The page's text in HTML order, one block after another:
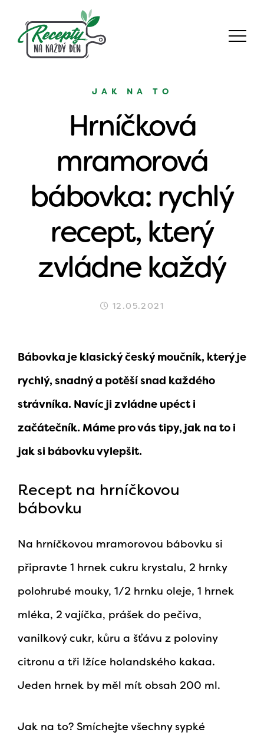
JAK NA TO
Hrníčková
mramorová
bábovka: rychlý
recept, který
zvládne každý
12.05.2021
Bábovka je klasický český moučník, který je
rychlý, snadný a potěší snad každého
strávníka. Navíc ji zvládne upéct i
začátečník. Máme pro vás tipy, jak na to i
jak si bábovku vylepšit.
Recept na hrníčkovou
bábovku
Na hrníčkovou mramorovou bábovku si
připravte 1 hrnek cukru krystalu, 2 hrnky
polohrubé mouky, 1/2 hrnku oleje, 1 hrnek
mléka, 2 vajíčka, prášek do pečiva,
vanilkový cukr, kůru a šťávu z poloviny
citronu a tři lžíce holandského kakaa.
Jeden hrnek by měl mít obsah 200 ml.
Jak na to? Smíchejte všechny sypké